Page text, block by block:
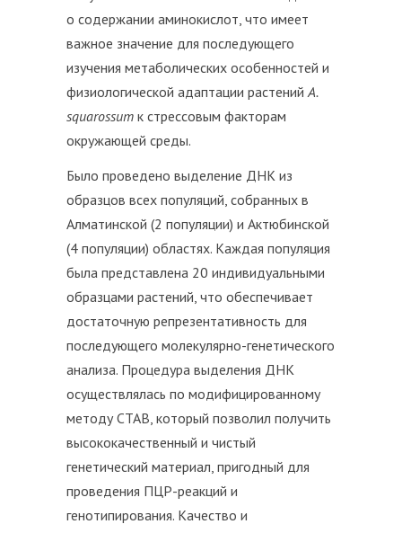
о содержании аминокислот, что имеет
важное значение для последующего
изучения метаболических особенностей и
физиологической адаптации растений A.
squarossum к стрессовым факторам
окружающей среды.
Было проведено выделение ДНК из
образцов всех популяций, собранных в
Алматинской (2 популяции) и Актюбинской
(4 популяции) областях. Каждая популяция
была представлена 20 индивидуальными
образцами растений, что обеспечивает
достаточную репрезентативность для
последующего молекулярно-генетического
анализа. Процедура выделения ДНК
осуществлялась по модифицированному
методу CTAB, который позволил получить
высококачественный и чистый
генетический материал, пригодный для
проведения ПЦР-реакций и
генотипирования. Качество и